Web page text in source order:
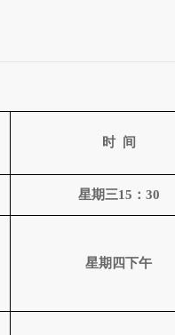
时 间
星期三15 ： 30
星期四下午